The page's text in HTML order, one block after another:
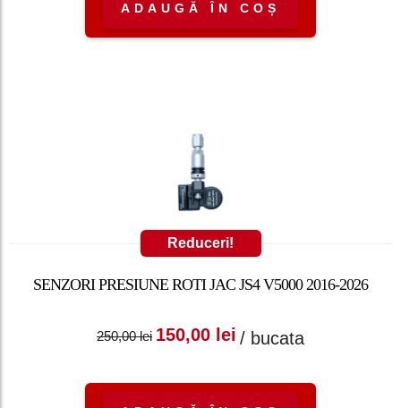
ADAUGĂ ÎN COȘ
Reduceri!
SENZORI PRESIUNE ROTI JAC JS4 V5000 2016-2026
250,00lei
Prețul inițial a fost:
150,00 lei
Prețul curent
/ bucata